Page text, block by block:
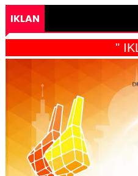
IKLAN